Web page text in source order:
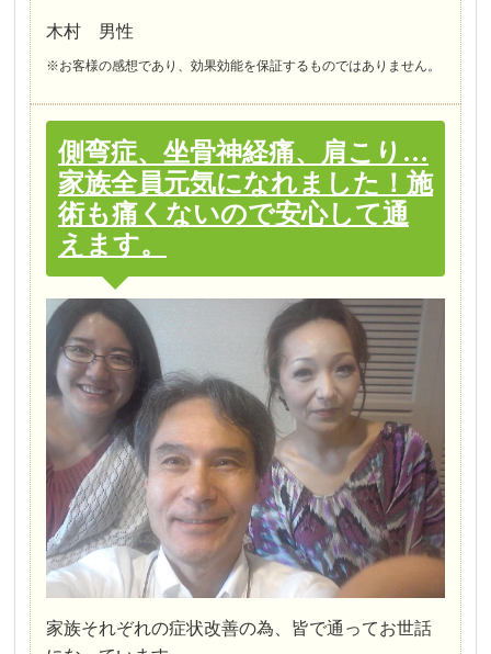
木村 男性
※お客様の感想であり、効果効能を保証するものではありません。
側弯症、坐骨神経痛、肩こり…
家族全員元気になれました！施
術も痛くないので安心して通
えます。
家族それぞれの症状改善の為、皆で通ってお世話